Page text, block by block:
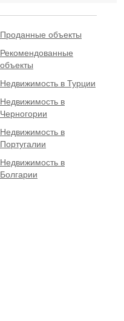
Проданные объекты
Рекомендованные
объекты
Недвижимость в Турции
Недвижимость в
Черногории
Недвижимость в
Португалии
Недвижимость в
Болгарии